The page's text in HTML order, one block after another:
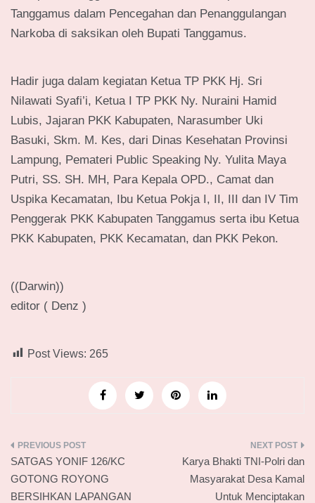
Tanggamus dalam Pencegahan dan Penanggulangan
Narkoba di saksikan oleh Bupati Tanggamus.
Hadir juga dalam kegiatan Ketua TP PKK Hj. Sri
Nilawati Syafi’i, Ketua I TP PKK Ny. Nuraini Hamid
Lubis, Jajaran PKK Kabupaten, Narasumber Uki
Basuki, Skm. M. Kes, dari Dinas Kesehatan Provinsi
Lampung, Pemateri Public Speaking Ny. Yulita Maya
Putri, SS. SH. MH, Para Kepala OPD., Camat dan
Uspika Kecamatan, Ibu Ketua Pokja I, II, III dan IV Tim
Penggerak PKK Kabupaten Tanggamus serta ibu Ketua
PKK Kabupaten, PKK Kecamatan, dan PKK Pekon.
((Darwin))
editor ( Denz )
Post Views: 265
Navigasi
pos
SATGAS YONIF 126/KC
GOTONG ROYONG
BERSIHKAN LAPANGAN
Karya Bhakti TNI-Polri dan
Masyarakat Desa Kamal
Untuk Menciptakan